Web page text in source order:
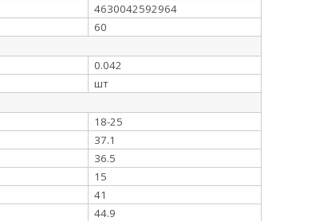
4630042592964
60
0.042
шт
18-25
37.1
36.5
15
41
44.9